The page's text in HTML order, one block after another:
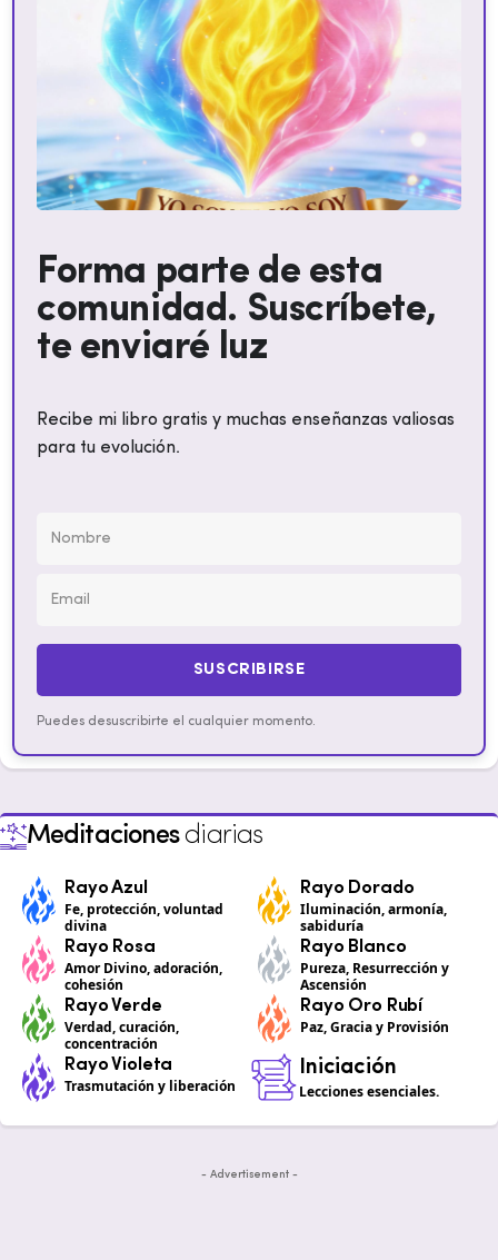
Forma parte de esta
comunidad. Suscríbete,
te enviaré luz
Recibe mi libro gratis y muchas enseñanzas valiosas
para tu evolución.
SUSCRIBIRSE
Puedes desuscribirte el cualquier momento.
Meditacionesdiarias
Rayo Azul
Fe, protección, voluntad
divina
Rayo Dorado
Iluminación, armonía,
sabiduría
Rayo Rosa
Amor Divino, adoración,
cohesión
Rayo Blanco
Pureza, Resurrección y
Ascensión
Rayo Verde
Verdad, curación,
concentración
Rayo Oro Rubí
Paz, Gracia y Provisión
Rayo Violeta
Trasmutación y liberación
Iniciación
Lecciones esenciales.
- Advertisement -